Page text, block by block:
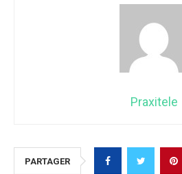
Praxitele
PARTAGER